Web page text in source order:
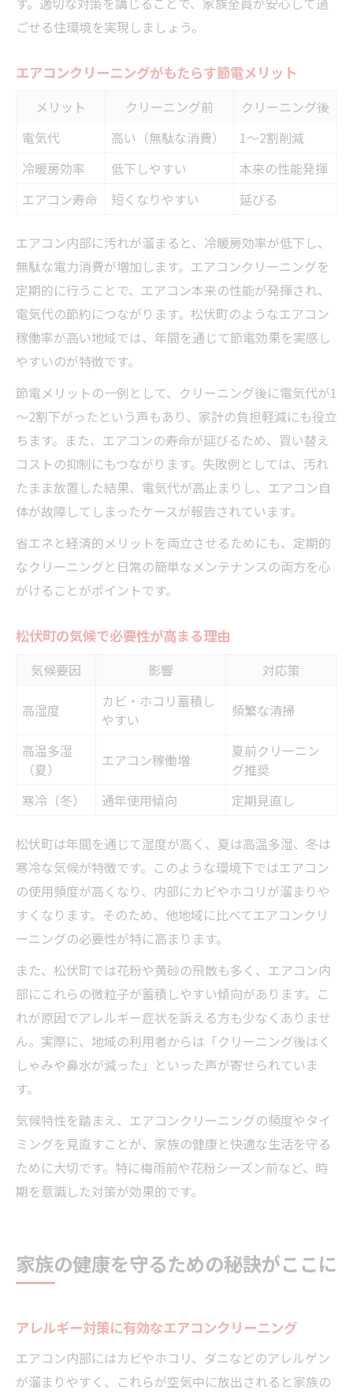
ごせる住環境を実現しましょう。
エアコンクリーニングがもたらす節電メリット
メリット クリーニング前
クリーニング後
電気代
高い（無駄な消費）
1～2割削減
冷暖房効率
低下しやすい
本来の性能発揮
エアコン寿命
短くなりやすい 延びる
エアコン内部に汚れが溜まると、冷暖房効率が低下し、
無駄な電力消費が増加します。エアコンクリーニングを
定期的に行うことで、エアコン本来の性能が発揮され、
電気代の節約につながります。松伏町のようなエアコン
稼働率が高い地域では、年間を通じて節電効果を実感し
やすいのが特徴です。
節電メリットの一例として、クリーニング後に電気代が1
～2割下がったという声もあり、家計の負担軽減にも役立
ちます。また、エアコンの寿命が延びるため、買い替え
コストの抑制にもつながります。失敗例としては、汚れ
たまま放置した結果、電気代が高止まりし、エアコン自
体が故障してしまったケースが報告されています。
省エネと経済的メリットを両立させるためにも、定期的
なクリーニングと日常の簡単なメンテナンスの両方を心
がけることがポイントです。
松伏町の気候で必要性が高まる理由
気候要因 影響 対応策
高湿度
カビ・ホコリ蓄積し
やすい
頻繁な清掃
高温多湿
（夏）
エアコン稼働増
夏前クリーニン
グ推奨
寒冷（冬）
通年使用傾向 定期見直し
松伏町は年間を通じて湿度が高く、夏は高温多湿、冬は
寒冷な気候が特徴です。このような環境下ではエアコン
の使用頻度が高くなり、内部にカビやホコリが溜まりや
すくなります。そのため、他地域に比べてエアコンクリ
ーニングの必要性が特に高まります。
また、松伏町では花粉や黄砂の飛散も多く、エアコン内
部にこれらの微粒子が蓄積しやすい傾向があります。こ
れが原因でアレルギー症状を訴える方も少なくありませ
ん。実際に、地域の利用者からは「クリーニング後はく
しゃみや鼻水が減った」といった声が寄せられていま
す。
気候特性を踏まえ、エアコンクリーニングの頻度やタイ
ミングを見直すことが、家族の健康と快適な生活を守る
ために大切です。特に梅雨前や花粉シーズン前など、時
期を意識した対策が効果的です。
家族の健康を守るための秘訣がここに
アレルギー対策に有効なエアコンクリーニング
エアコン内部にはカビやホコリ、ダニなどのアレルゲン
が溜まりやすく、これらが空気中に放出されると家族の